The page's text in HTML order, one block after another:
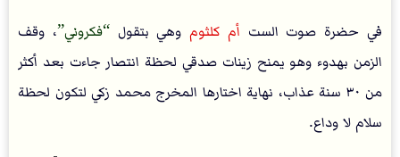
في حضرة صوت الست أم كلثوموهي بتقول فكروني ، وقف
الزمن بهدوء وهو يمنح زينات صدقي لحظة انتصار جاءت بعد أكثر
من ٣٠ سنة عذاب، نهاية اختارها المخرج محمد زكي لتكون لحظة
سلام لا وداع.